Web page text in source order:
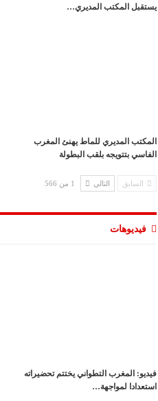
يستقبل المكتب المديري…
المكتب المديري للماط يهنئ المغرب
الفاسي بتتويجه بلقب البطولة
السابق التالي 1 من 566
فيديوهات
فيديو: المغرب التطواني يختتم تحضيراته
استعدادا لمواجهة…